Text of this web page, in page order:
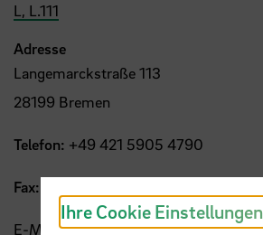
L, L.111
Adresse
Langemarckstraße 113
28199 Bremen
Telefon: +49 421 5905 4790
Fax:
E-Mail
Ihre Cookie Einstellungen